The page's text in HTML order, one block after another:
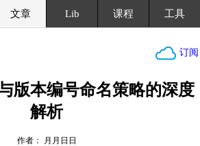
文章 Lib 课程 工具
订阅
版本编号命名策略的深度
解析
作者： 月月日日